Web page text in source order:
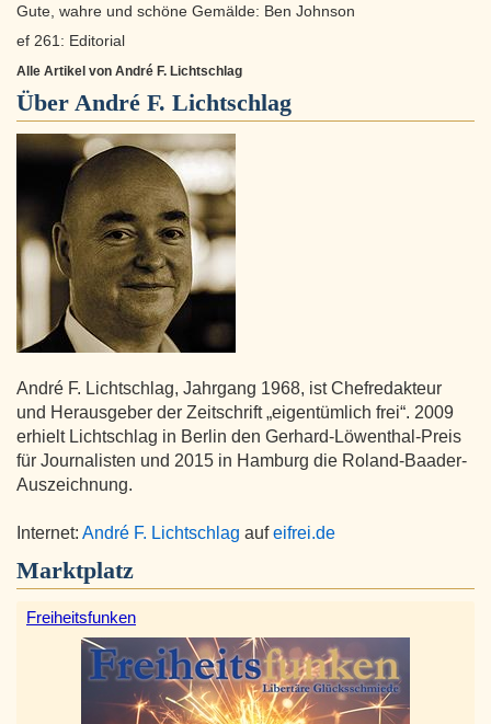
Gute, wahre und schöne Gemälde: Ben Johnson
ef 261: Editorial
Alle Artikel von André F. Lichtschlag
Über André F. Lichtschlag
André F. Lichtschlag, Jahrgang 1968, ist Chefredakteur
und Herausgeber der Zeitschrift „eigentümlich frei“. 2009
erhielt Lichtschlag in Berlin den Gerhard-Löwenthal-Preis
für Journalisten und 2015 in Hamburg die Roland-Baader-
Auszeichnung.
Internet: André F. Lichtschlag aufeifrei.de
Marktplatz
Freiheitsfunken